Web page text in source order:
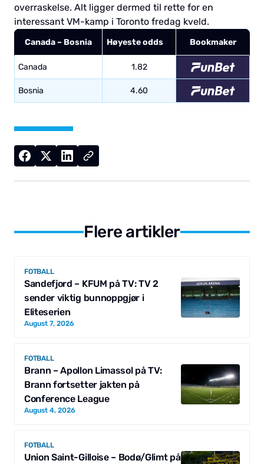
overraskelse. Alt ligger dermed til rette for en
interessant VM-kamp i Toronto fredag kveld.
Canada – Bosnia Høyeste odds Bookmaker
Canada 1.82
Bosnia 4.60
Flere artikler
FOTBALL
Sandefjord – KFUM på TV: TV 2
sender viktig bunnoppgjør i
Eliteserien
August 7, 2026
FOTBALL
Brann – Apollon Limassol på TV:
Brann fortsetter jakten på
Conference League
August 4, 2026
FOTBALL
Union Saint-Gilloise – Bodø/Glimt på